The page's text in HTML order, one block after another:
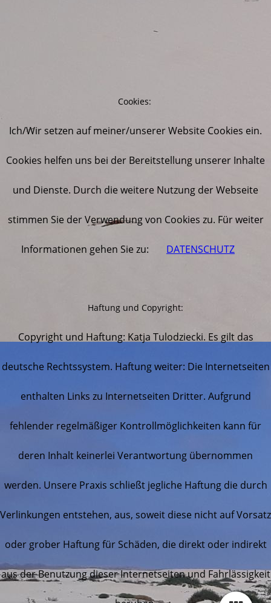
Cookies:
Ich/Wir setzen auf meiner/unserer Website Cookies ein.
Cookies helfen uns bei der Bereitstellung unserer Inhalte
und Dienste. Durch die weitere Nutzung der Webseite
stimmen Sie der Verwendung von Cookies zu. Für weiter
Informationen gehen Sie zu: DATENSCHUTZ
Haftung und Copyright:
Copyright und Haftung: Katja Tulodziecki. Es gilt das
deutsche Rechtssystem. Haftung weiter: Die Internetseiten
enthalten Links zu Internetseiten Dritter. Aufgrund
fehlender regelmäßiger Kontrollmöglichkeiten kann für
deren Inhalt keinerlei Verantwortung übernommen
werden. Unsere Praxis schließt jegliche Haftung die durch
Verlinkungen entstehen, aus, soweit diese nicht auf Vorsatz
oder grober Haftung für Schäden, die direkt oder indirekt
aus der Benutzung dieser Internetseiten und Fahrlässigkeit